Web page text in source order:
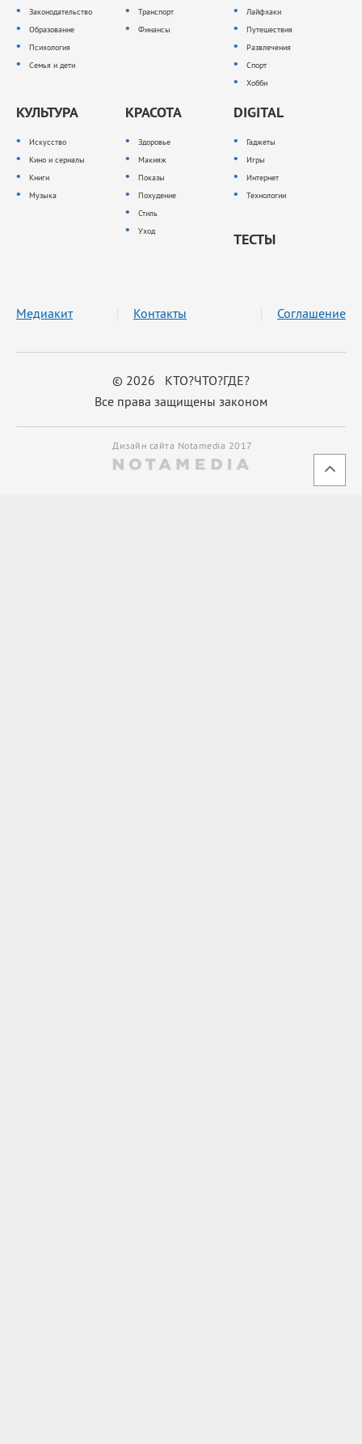
Законодательство
Образование
Психология
Семья и дети
Транспорт
Финансы
Лайфхаки
Путешествия
Развлечения
Спорт
Хобби
КУЛЬТУРА
Искусство
Кино и сериалы
Книги
Музыка
КРАСОТА
Здоровье
Макияж
Показы
Похудение
Стиль
Уход
DIGITAL
Гаджеты
Игры
Интернет
Технологии
ТЕСТЫ
© 2026 КТО?ЧТО?ГДЕ?
Все права защищены законом
Медиакит Контакты Соглашение
Дизайн сайта Notamedia 2017